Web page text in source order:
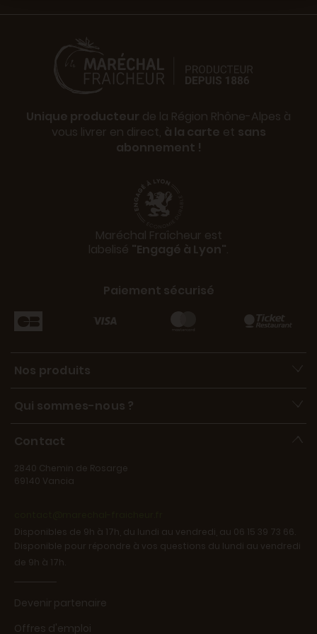
Unique producteur de la Région Rhône-Alpes à
vous livrer en direct, à la carte et sans
abonnement !
Maréchal Fraîcheur est
labelisé "Engagé à Lyon".
Paiement sécurisé
Nos produits
Qui sommes-nous ?
Contact
2840 Chemin de Rosarge
69140 Vancia
Disponibles de 9h à 17h, du lundi au vendredi, au 06 15 39 73 66.
Disponible pour répondre à vos questions du lundi au vendredi
de 9h à 17h.
Devenir partenaire
Offres d'emploi